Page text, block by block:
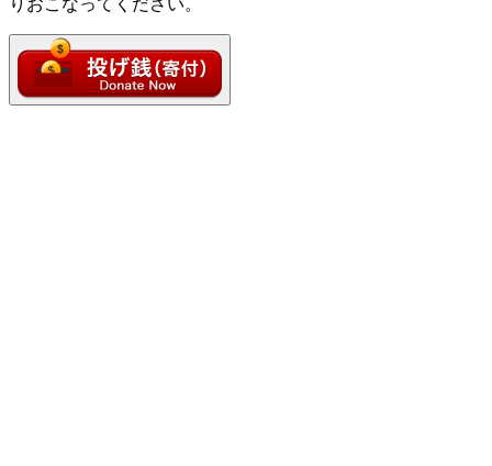
りおこなってください。